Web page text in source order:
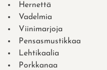
Hernettä
Vadelmia
Viinimarjoja
Pensasmustikkaa
Lehtikaalia
Porkkanaa